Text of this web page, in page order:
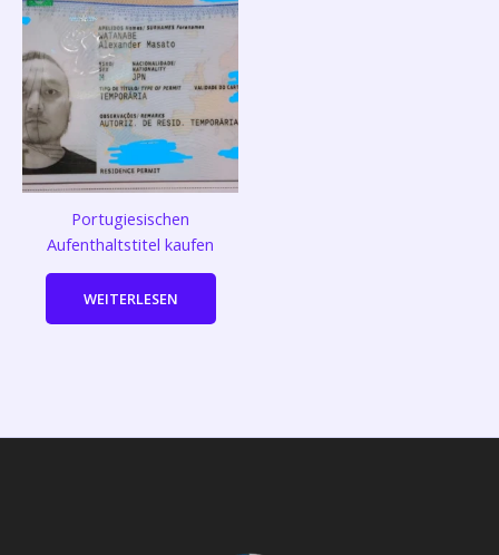
Portugiesischen
Aufenthaltstitel kaufen
WEITERLESEN